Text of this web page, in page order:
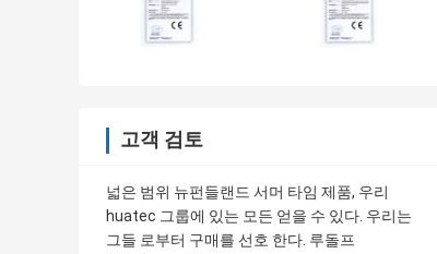
고객 검토
넓은 범위 뉴펀들랜드 서머 타임 제품, 우리
huatec 그룹에 있는 모든 얻을 수 있다. 우리는
그들 로부터 구매를 선호 한다. 루돌프